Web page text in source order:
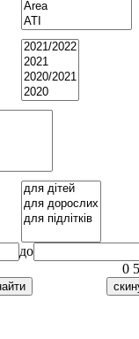
до
0